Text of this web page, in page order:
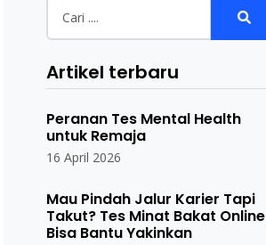
Artikel terbaru
Peranan Tes Mental Health
untuk Remaja
16 April 2026
Mau Pindah Jalur Karier Tapi
Takut? Tes Minat Bakat Online
Bisa Bantu Yakinkan